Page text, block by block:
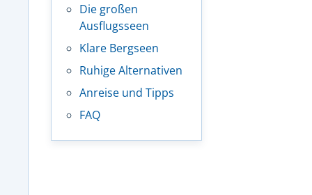
Die großen
Ausflugsseen
Klare Bergseen
Ruhige Alternativen
Anreise und Tipps
FAQ